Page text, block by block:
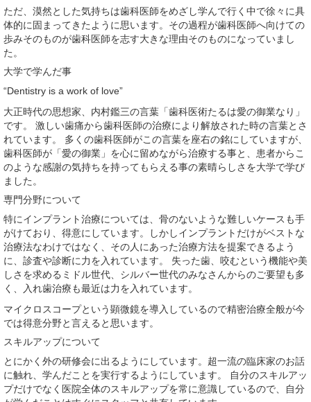
ただ、漠然とした気持ちは歯科医師をめざし学んで行く中で徐々に具
体的に固まってきたように思います。その過程が歯科医師へ向けての
歩みそのものが歯科医師を志す大きな理由そのものになっていまし
た。
大学で学んだ事
“Dentistry is a work of love”
大正時代の思想家、内村鑑三の言葉「歯科医術たるは愛の御業なり」
です。 激しい歯痛から歯科医師の治療により解放された時の言葉とさ
れています。 多くの歯科医師がこの言葉を座右の銘にしていますが、
歯科医師が「愛の御業」を心に留めながら治療する事と、患者からこ
のような感謝の気持ちを持ってもらえる事の素晴らしさを大学で学び
ました。
専門分野について
特にインプラント治療については、骨のないような難しいケースも手
がけており、得意にしています。しかしインプラントだけがベストな
治療法なわけではなく、その人にあった治療方法を提案できるよう
に、診査や診断に力を入れています。 失った歯、咬むという機能や美
しさを求めるミドル世代、シルバー世代のみなさんからのご要望も多
く、入れ歯治療も最近は力を入れています。
マイクロスコープという顕微鏡を導入しているので精密治療全般が今
では得意分野と言えると思います。
スキルアップについて
とにかく外の研修会に出るようにしています。超一流の臨床家のお話
に触れ、学んだことを実行するようにしています。 自分のスキルアッ
プだけでなく医院全体のスキルアップを常に意識しているので、自分